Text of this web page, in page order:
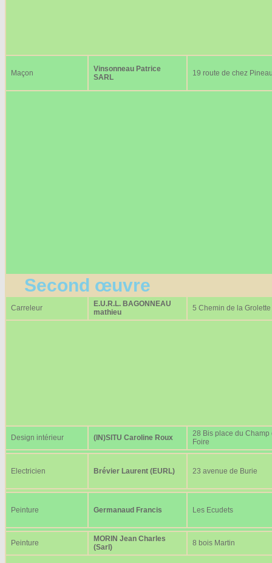
Maçon
Vinsonneau Patrice
SARL
19 route de chez
Second œuvre
Carreleur
E.U.R.L. BAGONNEAU
mathieu
5 Chemin de la Grolette
Design intérieur (IN)SITU Caroline Roux
28 Bis place du Champ
Foire
Electricien Brévier Laurent (EURL) 23 avenue de Burie
Peinture Germanaud Francis Les Ecudets
Peinture
MORIN Jean Charles
(Sarl)
8 bois Martin